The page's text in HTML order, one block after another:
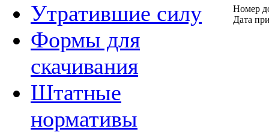
Утратившие силу
Формы для
скачивания
Штатные
нормативы
Номер
Дата